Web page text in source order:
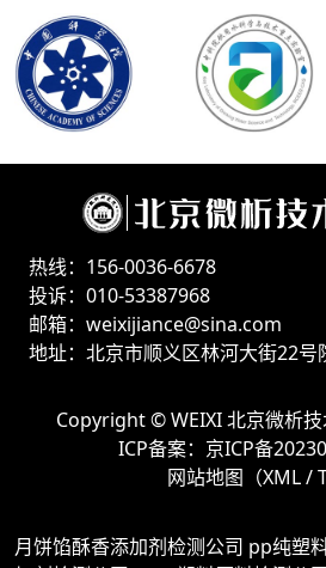
热线：156-0036-6678
投诉：010-53387968
邮箱：weixijiance@sina.com
地址：北京市顺义区林河大街22号
Copyright ©WEIXI 北京微析
ICP备案： 京ICP备
网站地图（XML/
月饼馅酥香添加剂检测公司 pp纯塑